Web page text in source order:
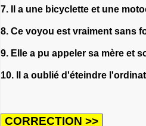
7. Il a une bicyclette et une
8. Ce voyou est vraiment sans
9. Elle a pu appeler sa mère et
10. Il a oublié d'éteindre